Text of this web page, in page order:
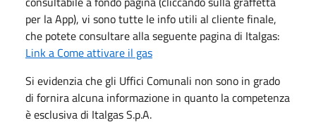
per la App), vi sono tutte le info utili al cliente finale,
che potete consultare alla seguente pagina di Italgas:
Link a Come attivare il gas
Si evidenzia che gli Uffici Comunali non sono in grado
di fornira alcuna informazione in quanto la competenza
è esclusiva di Italgas S.p.A.